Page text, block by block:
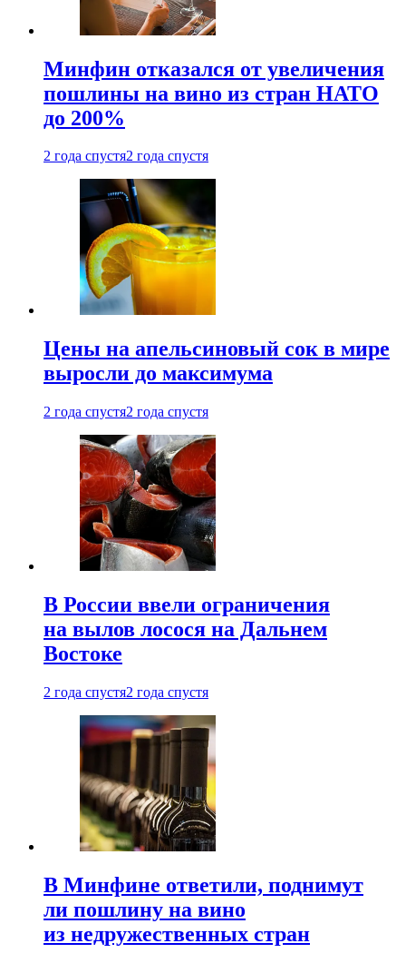
Минфин отказался от увеличения
пошлины на вино из стран НАТО
до 200%
2 года спустя2 года спустя
Цены на апельсиновый сок в мире
выросли до максимума
2 года спустя2 года спустя
В России ввели ограничения
на вылов лосося на Дальнем
Востоке
2 года спустя2 года спустя
В Минфине ответили, поднимут
ли пошлину на вино
из недружественных стран